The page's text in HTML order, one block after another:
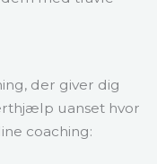
der giver dig
uanset hvor
coaching: